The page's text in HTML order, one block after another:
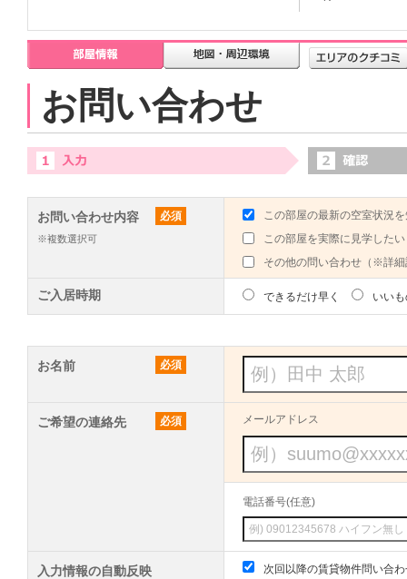
お問い合わせ
お問い合わせ内容 必須
※複数選択可
この部屋の最新の空室状況
この部屋を実際に見学したい
その他の問い合わせ（※詳
ご入居時期 できるだけ早く いい
お名前 必須
ご希望の連絡先 必須 メールアドレス
電話番号(任意)
入力情報の自動反映 次回以降の賃貸物件問い合